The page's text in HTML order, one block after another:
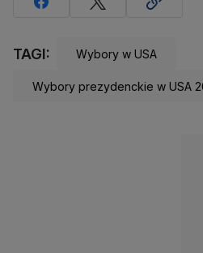
TAGI: Wybory w USA
Wybory prezydenckie w USA